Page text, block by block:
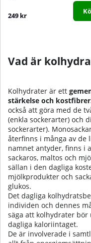
249 kr
Vad är
Kolhydrater är ett
stärkelse och
också att göra med de
(enkla sockerarter) och
sockerarter).
återfinns i många av de
namnet antyder, finns i
sackaros, maltos och
sällan i den dagliga
mjölkprodukter och
glukos.
Det dagliga
individen och dennes
säga att kolhydrater
dagliga kaloriintaget.
De är involverade i